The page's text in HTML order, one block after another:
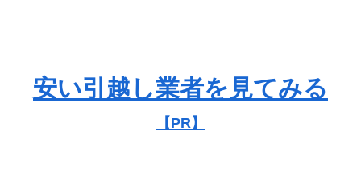
安い引越し業者を見てみる
【PR】